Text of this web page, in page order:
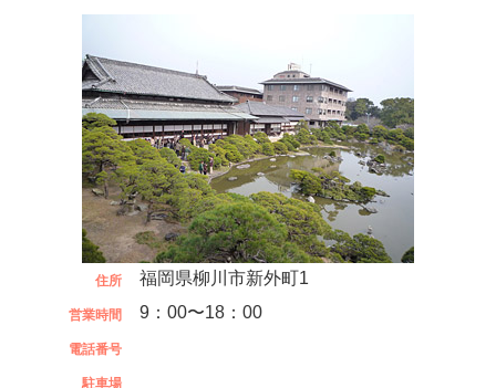
住所 福岡県柳川市新外町1
営業時間 9：00〜18：00
電話番号
駐車場